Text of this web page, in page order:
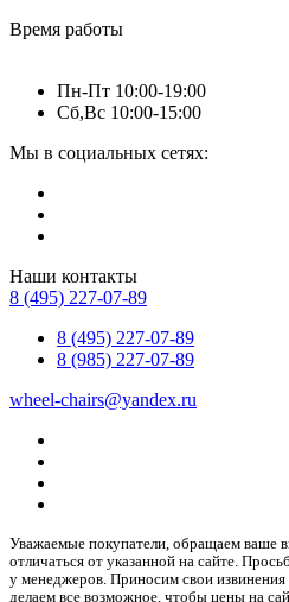
Время работы
Пн-Пт 10:00-19:00
Сб,Вс 10:00-15:00
Мы в социальных сетях:
Наши контакты
8 (495) 227-07-89
8 (495) 227-07-89
8 (985) 227-07-89
wheel-chairs@yandex.ru
Уважаемые покупатели, обращаем ваше
отличаться от указанной на сайте.
у менеджеров. Приносим свои
делаем все возможное, чтобы цены на